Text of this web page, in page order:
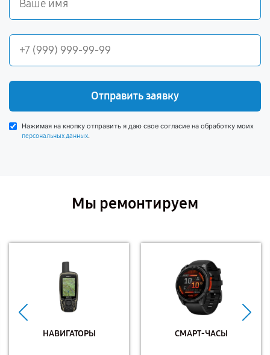
Отправить заявку
Нажимая на кнопку отправить я даю свое согласие на обработку моих
персональных данных.
Мы ремонтируем
НАВИГАТОРЫ СМАРТ-ЧАСЫ